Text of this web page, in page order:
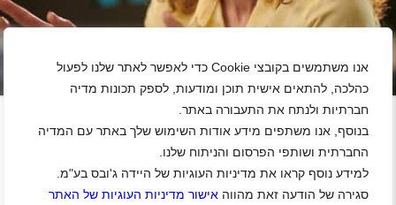
אנו משתמשים בקובצי Cookie כדי לאפשר לאתר שלנו לפעול
כהלכה, להתאים אישית תוכן ומודעות, לספק תכונות מדיה
חברתיות ולנתח את התעבורה באתר.
בנוסף, אנו משתפים מידע אודות השימוש שלך באתר עם המדיה
החברתית ושותפי הפרסום והניתוח שלנו.
למידע נוסף קראו את מדיניות העוגיות של היידה ג'ובס בע"מ.
סגירה של הודעה זאת מהווה אישור מדיניות העוגיות של האתר
+
מטרופולין מגייסת נציגי/ות שירות לקוחות
אזור דרום|אזור השרון | באר שבע|כפר סבא | חיילים משוחררים
שירות לקוחות|מוקד|משרה מלאה|משמרות